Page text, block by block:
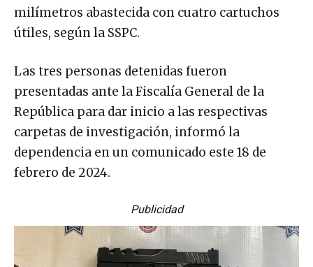
milímetros abastecida con cuatro cartuchos
útiles, según la SSPC.
Las tres personas detenidas fueron
presentadas ante la Fiscalía General de la
República para dar inicio a las respectivas
carpetas de investigación, informó la
dependencia en un comunicado este 18 de
febrero de 2024.
Publicidad